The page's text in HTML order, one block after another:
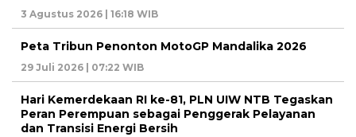
3 Agustus 2026 | 16:18 WIB
Peta Tribun Penonton MotoGP Mandalika 2026
29 Juli 2026 | 07:22 WIB
Hari Kemerdekaan RI ke-81, PLN UIW NTB Tegaskan
Peran Perempuan sebagai Penggerak Pelayanan
dan Transisi Energi Bersih